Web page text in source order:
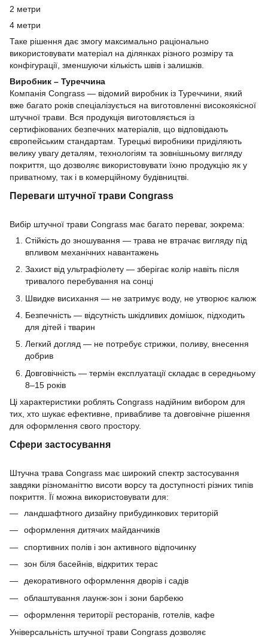
2 метри
4 метри
Таке рішення дає змогу максимально раціонально
використовувати матеріал на ділянках різного розміру та
конфігурації, зменшуючи кількість швів і залишків.
Виробник – Туреччина
Компанія Congrass — відомий виробник із Туреччини, який
вже багато років спеціалізується на виготовленні високоякісної
штучної трави. Вся продукція виготовляється із
сертифікованих безпечних матеріалів, що відповідають
європейським стандартам. Турецькі виробники приділяють
велику увагу деталям, технологіям та зовнішньому вигляду
покриття, що дозволяє використовувати їхню продукцію як у
приватному, так і в комерційному будівництві.
Переваги штучної трави Congrass
Вибір штучної трави Congrass має багато переваг, зокрема:
Стійкість до зношування — трава не втрачає вигляду під
впливом механічних навантажень
Захист від ультрафіолету — зберігає колір навіть після
тривалого перебування на сонці
Швидке висихання — не затримує воду, не утворює калюж
Безпечність — відсутність шкідливих домішок, підходить
для дітей і тварин
Легкий догляд — не потребує стрижки, поливу, внесення
добрив
Довговічність — термін експлуатації складає в середньому
8–15 років
Ці характеристики роблять Congrass надійним вибором для
тих, хто шукає ефективне, привабливе та довговічне рішення
для оформлення свого простору.
Сфери застосування
Штучна трава Congrass має широкий спектр застосування
завдяки різноманіттю висоти ворсу та доступності різних типів
покриття. Її можна використовувати для:
ландшафтного дизайну прибудинкових територій
оформлення дитячих майданчиків
спортивних полів і зон активного відпочинку
зон біля басейнів, відкритих терас
декоративного оформлення дворів і садів
облаштування лаунж-зон і зони барбекю
оформлення території ресторанів, готелів, кафе
Універсальність штучної трави Congrass дозволяє